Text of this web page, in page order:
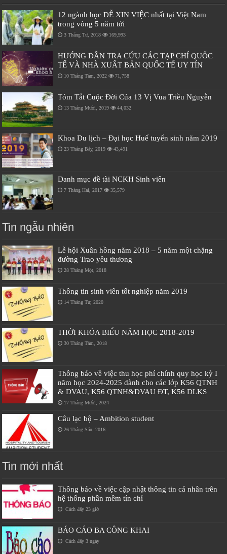
12 ngành học DỄ XIN VIỆC nhất tại Việt Nam
trong vòng 5 năm tới
3 Tháng Tư, 2018 169,993
HƯỚNG DẪN TRA CỨU CÁC TẠP CHÍ QUỐC
TẾ VÀ NHÀ XUẤT BẢN QUỐC TẾ UY TÍN
10 Tháng Tám, 2022 71,758
Tóm Tắt Cuộc Đời Của 13 Vị Vua Triều Nguyễn
13 Tháng Mười, 2019 44,032
Khoa Du lịch – Đại học Huế tuyển sinh năm 2019
23 Tháng Bảy, 2019 43,491
Danh mục đề tài NCKH Sinh viên
7 Tháng Hai, 2017 35,579
Tin ngẫu nhiên
Lễ hội Xuân hồng năm 2018 – 5 năm một chặng
đường Trao yêu thương
28 Tháng Một, 2018
Thông tin sinh viên tốt nghiệp năm 2019
14 Tháng Tư, 2020
THỜI KHÓA BIỂU NĂM HỌC 2018-2019
30 Tháng Tám, 2018
Thông báo về việc thu học phí chính quy học kỳ I
năm học 2024-2025 dành cho các lớp K56 QTNH
& DVAU, K56 QTNH&DVAU ĐT, K56 DLKS
17 Tháng Mười, 2024
Câu lạc bộ – Ambition student
26 Tháng Sáu, 2016
Tin mới nhất
Thông báo về việc cập nhật thông tin cá nhân trên
hệ thống phần mềm tín chỉ
Cách đây 23 giờ
BÁO CÁO BA CÔNG KHAI
Cách đây 3 ngày